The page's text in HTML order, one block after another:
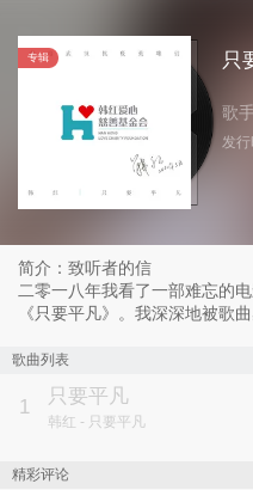
专辑 只
歌
发行
简介：致听者的信
二零一八年我看了一部难忘的
《只要平凡》。我深深地被歌
十几年来，我和我的公益团队
救助经济上有困难的病人，虽
息过一天。采购难、把关难、
了几个人，又顶上去几个人；
我本就是个平凡的人，带领了
歌曲列表
1 只要平凡
韩红 - 只要平凡
精彩评论